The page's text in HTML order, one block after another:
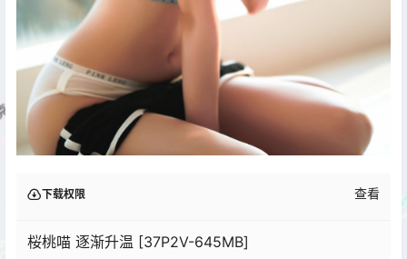
下载权限 查看
桜桃喵 逐渐升温 [37P2V-645MB]